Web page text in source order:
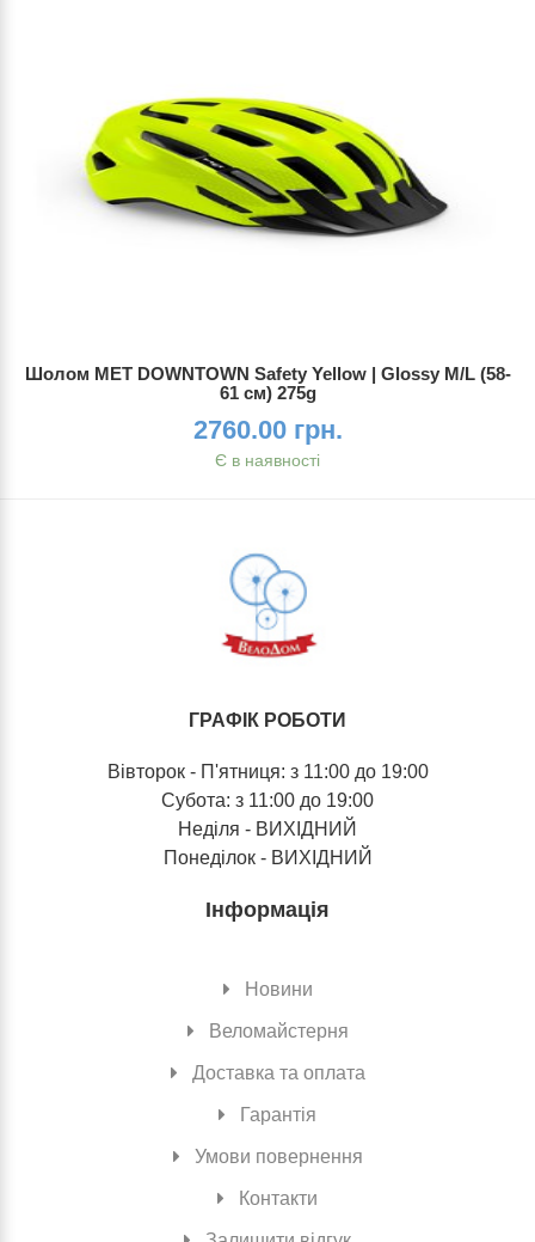
Шолом MET DOWNTOWN Safety Yellow | Glossy M/L (58-
61 см) 275g
2760.00 грн.
Є в наявності
ГРАФІК РОБОТИ
Вівторок - П'ятниця: з 11:00 до 19:00
Субота: з 11:00 до 19:00
Неділя - ВИХІДНИЙ
Понеділок - ВИХІДНИЙ
Інформація
Новини
Веломайстерня
Доставка та оплата
Гарантія
Умови повернення
Контакти